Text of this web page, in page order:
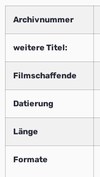
Archivnummer
weitere Titel:
Filmschaffende
Datierung
Länge
Formate